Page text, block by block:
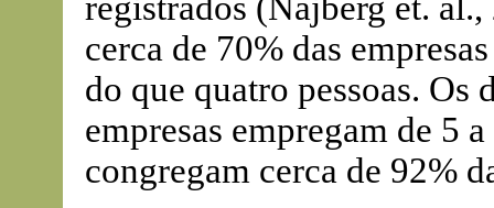
cerca de 70% das
do que quatro pessoas. Os
empresas empregam de 5
congregam cerca de 92%